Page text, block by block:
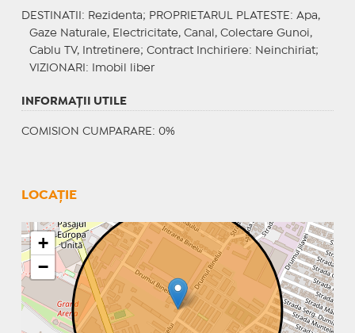
DESTINATII : Rezidenta; PROPRIETARUL PLATESTE : Apa,
Gaze Naturale, Electricitate, Canal, Colectare Gunoi,
Cablu TV, Intretinere; Contract Inchiriere: Neinchiriat;
VIZIONARI : Imobil liber
INFORMAŢII UTILE
COMISION CUMPARARE: 0%
LOCAȚIE
+
−